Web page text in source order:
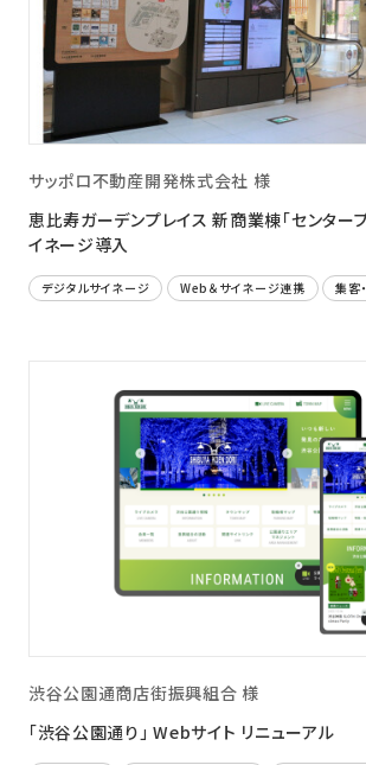
サッポロ不動産開発株式会社 様
恵比寿ガーデンプレイス 新商業棟「センター
イネージ導入
デジタルサイネージ Web＆サイネージ連携 集客
渋谷公園通商店街振興組合 様
「渋谷公園通り」 Webサイト リニューアル